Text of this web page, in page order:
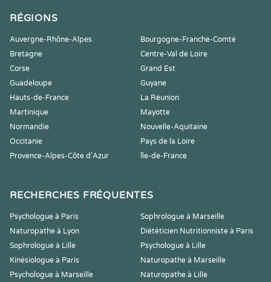
RÉGIONS
Auvergne-Rhône-Alpes
Bourgogne-Franche-Comté
Bretagne
Centre-Val de Loire
Corse
Grand Est
Guadeloupe
Guyane
Hauts-de-France
La Réunion
Martinique
Mayotte
Normandie
Nouvelle-Aquitaine
Occitanie
Pays de la Loire
Provence-Alpes-Côte d'Azur
Île-de-France
RECHERCHES FRÉQUENTES
Psychologue à Paris
Sophrologue à Marseille
Naturopathe à Lyon
Diététicien Nutritionniste à Paris
Sophrologue à Lille
Psychologue à Lille
Kinésiologue à Paris
Naturopathe à Marseille
Psychologue à Marseille
Naturopathe à Lille